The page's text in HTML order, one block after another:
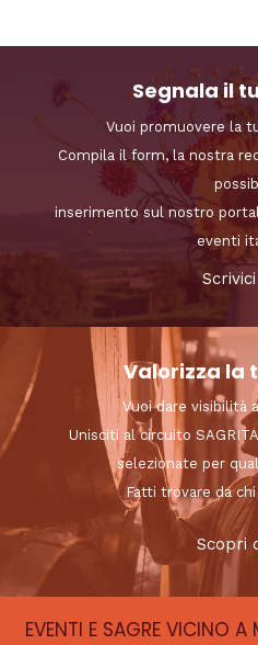
Segnala il
Vuoi promuovere la
Compila il form, la nostra
inserimento sul nostro
eventi
Scrivici
Valorizza la
Vuoi dare visibilità
Unisciti al circuito
selezionate per
Fatti trovare da
Scopri
EVENTI E SAGRE VICINO A